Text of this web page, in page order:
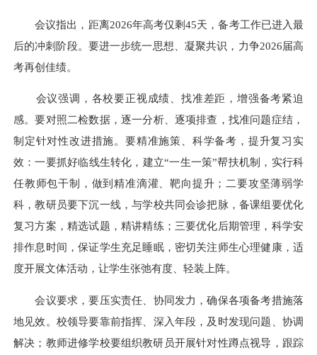
会议指出，距离2026年高考仅剩45天，备考工作已进入最
后的冲刺阶段。要进一步统一思想、凝聚共识，力争2026届高
考再创佳绩。
会议强调，各校要正视成绩、找准差距，增强备考紧迫
感。要对照二检数据，逐一分析、逐项排查，找准问题症结，
制定针对性改进措施。要精准施策、科学备考，提升复习实
效：一要抓好临线生转化，建立“一生一策”帮扶机制，实行科
任教师包干制，做到精准滴灌、靶向提升；二要攻坚薄弱学
科，教研员要下沉一线，与学校共同会诊把脉，备课组要优化
复习方案，精选试题，精讲精练；三要优化后期管理，科学安
排作息时间，保证学生充足睡眠，密切关注师生心理健康，适
度开展文体活动，让学生张弛有度、轻装上阵。
会议要求，要压实责任、协同发力，确保各项备考措施落
地见效。校领导要靠前指挥、深入年段，及时发现问题、协调
解决；教师进修学校要组织教研员开展针对性蹲点视导，跟踪